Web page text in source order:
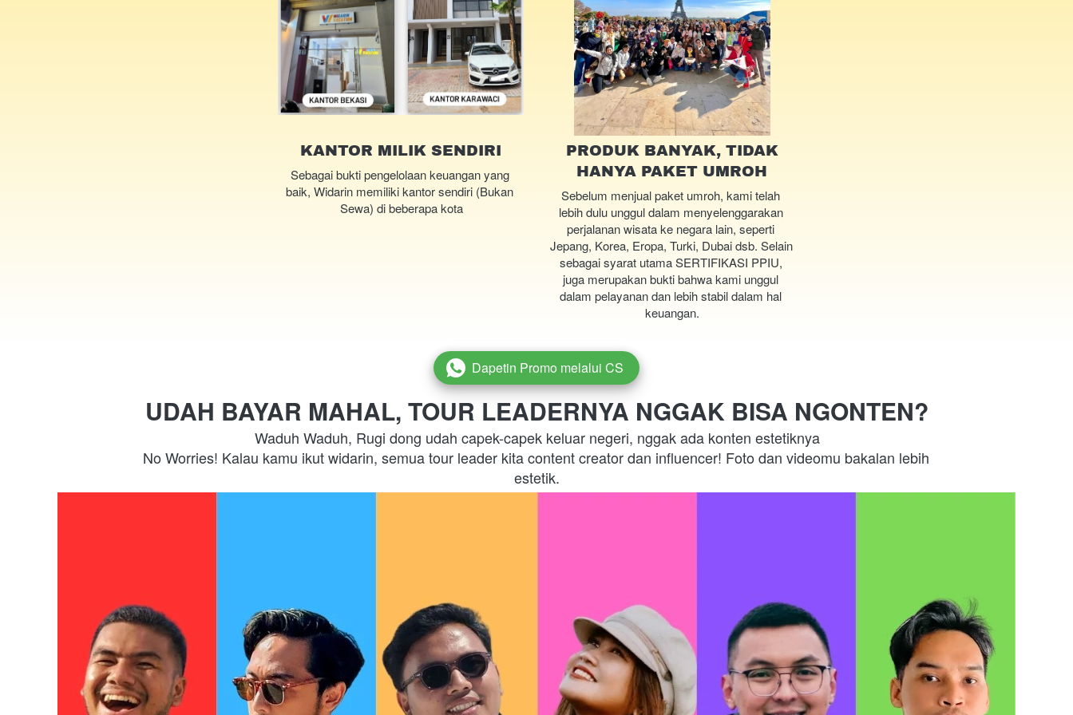
KANTOR MILIK SENDIRI
Sebagai bukti pengelolaan keuangan yang
baik, Widarin memiliki kantor sendiri (Bukan
Sewa) di beberapa kota
PRODUK BANYAK, TIDAK
HANYA PAKET UMROH
Sebelum menjual paket umroh, kami telah
lebih dulu unggul dalam menyelenggarakan
perjalanan wisata ke negara lain, seperti
Jepang, Korea, Eropa, Turki, Dubai dsb. Selain
sebagai syarat utama SERTIFIKASI PPIU,
juga merupakan bukti bahwa kami unggul
dalam pelayanan dan lebih stabil dalam hal
keuangan.
` Dapetin Promo melalui CS
UDAH BAYAR MAHAL, TOUR LEADERNYA NGGAK BISA NGONTEN?
Waduh Waduh, Rugi dong udah capek-capek keluar negeri, nggak ada konten estetiknya
No Worries! Kalau kamu ikut widarin, semua tour leader kita content creator dan influencer! Foto dan videomu bakalan lebih
estetik.